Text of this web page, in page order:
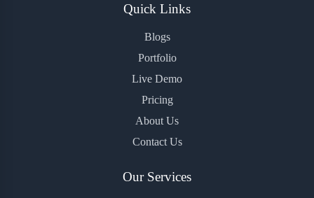
Quick Links
Blogs
Portfolio
Live Demo
Pricing
About Us
Contact Us
Our Services